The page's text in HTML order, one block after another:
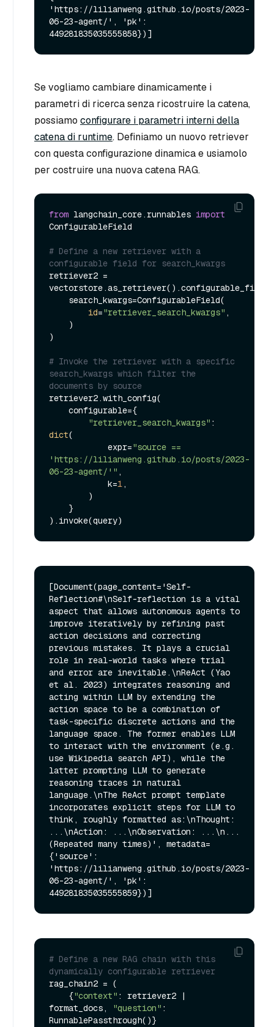
'https://lilianweng.github.io/posts/2023-
06-23-agent/', 'pk':
Se vogliamo cambiare dinamicamente i
parametri di ricerca senza ricostruire la catena,
possiamo configurare i parametri interni della
catena di runtime. Definiamo un nuovo retriever
con questa configurazione dinamica e usiamolo
per costruire una nuova catena RAG.
from langchain_core.runnables import
ConfigurableField
# Define a new retriever with a
configurable field for search_kwargs
retriever2 =
id="retriever_search_kwargs" ,
)
# Invoke the retriever with a specific
search_kwargs which filter the
documents by source
retriever2.with_config(
"retriever_search_kwargs"
dict(
            expr=
"source ==
'https://lilianweng.github.io/posts/2023-
06-23-agent/'" ,
            k=
1,
[Document(page_content='Self-
Reflection#\nSelf-reflection is a vital
aspect that allows autonomous agents to
improve iteratively by refining past
action decisions and correcting
previous mistakes. It plays a crucial
role in real-world tasks where trial
and error are inevitable.\nReAct (Yao
et al. 2023) integrates reasoning and
acting within LLM by extending the
action space to be a combination of
task-specific discrete actions and the
language space. The former enables LLM
to interact with the environment (e.g.
use Wikipedia search API), while the
latter prompting LLM to generate
reasoning traces in natural
language.\nThe ReAct prompt template
incorporates explicit steps for LLM to
think, roughly formatted as:\nThought:
...\nAction: ...\nObservation: ...\n...
(Repeated many times)', metadata=
{'source':
'https://lilianweng.github.io/posts/2023-
06-23-agent/', 'pk':
# Define a new RAG chain with this
dynamically configurable retriever
rag_chain2 = (
    {
"context" : retriever2 |
format_docs,
"question" :
RunnablePassthrough()}